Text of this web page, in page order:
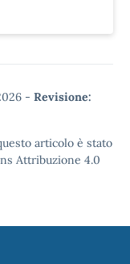
- Revisione:
articolo è stato
Attribuzione 4.0